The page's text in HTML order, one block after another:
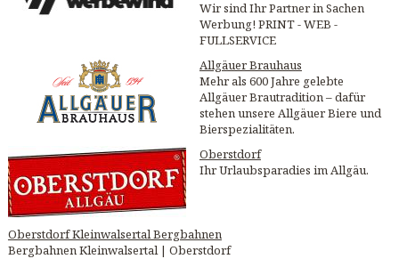
Wir sind Ihr Partner in Sachen
Werbung! PRINT - WEB -
FULLSERVICE
Allgäuer Brauhaus
Mehr als 600 Jahre gelebte
Allgäuer Brautradition – dafür
stehen unsere Allgäuer Biere und
Bierspezialitäten.
Oberstdorf
Ihr Urlaubsparadies im Allgäu.
Oberstdorf Kleinwalsertal Bergbahnen
Bergbahnen Kleinwalsertal | Oberstdorf